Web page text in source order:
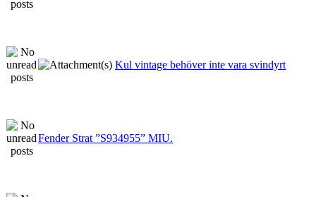
Kul vintage behöver inte vara svindyrt
Fender Strat ”S934955” MIU.